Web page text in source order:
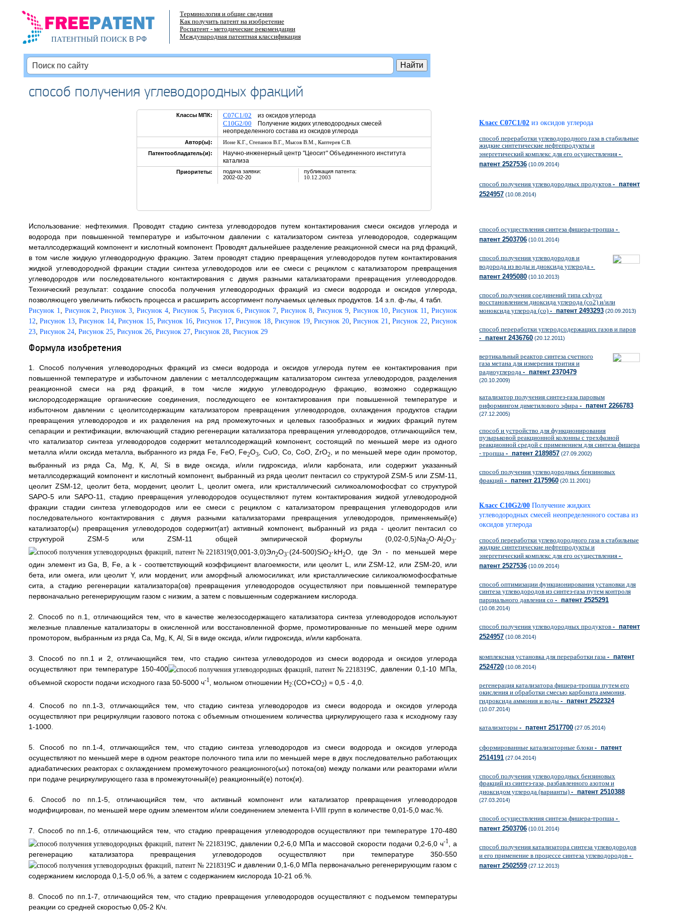
ПАТЕНТНЫЙ ПОИСКВ РФ
Терминология и общие сведения
Как получить патент на изобретение
Роспатент - методические рекомендации
Международная патентная классификация
способ получения углеводородных фракций
Классы МПК: C07C1/02 из оксидов углерода
C10G2/00 Получение жидких углеводородных смесей
неопределенного состава из оксидов углерода
Автор(ы): Ионе К.Г. , Степанов В.Г. , Мысов В.М. , Каптерев С.В.
Патентообладатель(и):
Научно-инженерный центр "Цеосит" Объединенного института
катализа
Приоритеты:
подача заявки:
2002-02-20
публикация патента:
10.12.2003
Использование: нефтехимия. Проводят стадию синтеза углеводородов путем контактирования смеси оксидов углерода и
водорода при повышенной температуре и избыточном давлении с катализатором синтеза углеводородов, содержащим
металлсодержащий компонент и кислотный компонент. Проводят дальнейшее разделение реакционной смеси на ряд фракций,
в том числе жидкую углеводородную фракцию. Затем проводят стадию превращения углеводородов путем контактирования
жидкой углеводородной фракции стадии синтеза углеводородов или ее смеси с рециклом с катализатором превращения
углеводородов или последовательного контактирования с двумя разными катализаторами превращения углеводородов.
Технический результат: создание способа получения углеводородных фракций из смеси водорода и оксидов углерода,
позволяющего увеличить гибкость процесса и расширить ассортимент получаемых целевых продуктов. 14 з.п. ф-лы, 4 табл.
Рисунок 1 Рисунок 2 ,Рисунок 3 ,Рисунок 4 Рисунок 5, Рисунок 6 ,Рисунок 7 ,Рисунок 8 Рисунок 9, Рисунок 10 ,Рисунок 11 ,Рисунок
12 ,Рисунок 13,Рисунок 14,Рисунок 15,Рисунок 16,Рисунок 17,Рисунок 18,Рисунок 19,Рисунок 20,Рисунок 21 ,Рисунок 22 ,Рисунок
23, Рисунок 24, Рисунок 25, Рисунок 26, Рисунок 27, Рисунок 28, Рисунок 29
Формула изобретения
1. Способ получения углеводородных фракций из смеси водорода и оксидов углерода путем ее контактирования при
повышенной температуре и избыточном давлении с металлсодержащим катализатором синтеза углеводородов, разделения
реакционной смеси на ряд фракций, в том числе жидкую углеводородную фракцию, возможно содержащую
кислородсодержащие органические соединения, последующего ее контактирования при повышенной температуре и
избыточном давлении с цеолитсодержащим катализатором превращения углеводородов, охлаждения продуктов стадии
превращения углеводородов и их разделения на ряд промежуточных и целевых газообразных и жидких фракций путем
сепарации и ректификации, включающий стадию регенерации катализатора превращения углеводородов, отличающийся тем,
что катализатор синтеза углеводородов содержит металлсодержащий компонент, состоящий по меньшей мере из одного
металла и/или оксида металла, выбранного из ряда Fe, FeO, Fe2O3 , CuO, Co, CoO, ZrO2
, и по меньшей мере один промотор,
выбранный из ряда Са, Mg, К, Al, Si в виде оксида, и/или гидроксида, и/или карбоната, или содержит указанный
металлсодержащий компонент и кислотный компонент, выбранный из ряда цеолит пентасил со структурой ZSM-5 или ZSM-11,
цеолит ZSM-12, цеолит бета, морденит, цеолит L, цеолит омега, или кристаллический силикоалюмофосфат со структурой
SAPO-5 или SAPO-11, стадию превращения углеводородов осуществляют путем контактирования жидкой углеводородной
фракции стадии синтеза углеводородов или ее смеси с рециклом с катализатором превращения углеводородов или
последовательного контактирования с двумя разными катализаторами превращения углеводородов, применяемый(е)
катализатор(ы) превращения углеводородов содержит(ат) активный компонент, выбранный из ряда - цеолит пентасил со
структурой ZSM-5 или ZSM-11 общей эмпирической формулы (0,02-0,5)Nа2O·Аl2O3·
(0,001-3,0)Эл2O3·(24-500)SiO2·kH2O, где Эл - по меньшей мере
один элемент из Ga, В, Fe, a k - соответствующий коэффициент влагоемкости, или цеолит L, или ZSM-12, или ZSM-20, или
бета, или омега, или цеолит Y, или морденит, или аморфный алюмосиликат, или кристаллические силикоалюмофосфатные
сита, а стадию регенерации катализатора(ов) превращения углеводородов осуществляют при повышенной температуре
первоначально регенерирующим газом с низким, а затем с повышенным содержанием кислорода.
2. Способ по п.1, отличающийся тем, что в качестве железосодержащего катализатора синтеза углеводородов используют
железные плавленые катализаторы в окисленной или восстановленной форме, промотированные по меньшей мере одним
промотором, выбранным из ряда Са, Mg, К, Al, Si в виде оксида, и/или гидроксида, и/или карбоната.
3. Способ по пп.1 и 2, отличающийся тем, что стадию синтеза углеводородов из смеси водорода и оксидов углерода
осуществляют при температуре 150-400
С, давлении 0,1-10 МПа,
объемной скорости подачи исходного газа 50-5000 ч-1, мольном отношении Н2:(СО+СO2) = 0,5 - 4,0.
4. Способ по пп.1-3, отличающийся тем, что стадию синтеза углеводородов из смеси водорода и оксидов углерода
осуществляют при рециркуляции газового потока с объемным отношением количества циркулирующего газа к исходному газу
1-1000.
5. Способ по пп.1-4, отличающийся тем, что стадию синтеза углеводородов из смеси водорода и оксидов углерода
осуществляют по меньшей мере в одном реакторе полочного типа или по меньшей мере в двух последовательно работающих
адиабатических реакторах с охлаждением промежуточного реакционного(ых) потока(ов) между полками или реакторами и/или
при подаче рециркулирующего газа в промежуточный(е) реакционный(е) поток(и).
6. Способ по пп.1-5, отличающийся тем, что активный компонент или катализатор превращения углеводородов
модифицирован, по меньшей мере одним элементом и/или соединением элемента I-VIII групп в количестве 0,01-5,0 мас.%.
7. Способ по пп.1-6, отличающийся тем, что стадию превращения углеводородов осуществляют при температуре 170-480
С, давлении 0,2-6,0 МПа и массовой скорости подачи 0,2-6,0 ч-1
, а
регенерацию катализатора превращения углеводородов осуществляют при температуре 350-550
С и давлении 0,1-6,0 МПа первоначально регенерирующим газом с
содержанием кислорода 0,1-5,0 об.%, а затем с содержанием кислорода 10-21 об.%.
8. Способ по пп.1-7, отличающийся тем, что стадию превращения углеводородов осуществляют с подъемом температуры
реакции со средней скоростью 0,05-2 К/ч.
Класс C07C1/02 из оксидов углерода
способ переработки углеводородного газа в стабильные
жидкие синтетические нефтепродукты и
энергетический комплекс для его осуществления -
патент 2527536 (10.09.2014)
способ получения углеводородных продуктов - патент
2524957 (10.08.2014)
способ осуществления синтеза фишера-тропша -
патент 2503706 (10.01.2014)
способ получения углеводородов и
водорода из воды и диоксида углерода -
патент 2495080 (10.10.2013)
способ получения соединений типа cxhyoz
восстановлением диоксида углерода (co2) и/или
моноксида углерода (со) - патент 2493293 (20.09.2013)
способ переработки углеродсодержащих газов и паров
- патент 2436760 (20.12.2011)
вертикальный реактор синтеза счетного
газа метана для измерения трития и
радиоуглерода - патент 2370479
(20.10.2009)
катализатор получения синтез-газа паровым
риформингом диметилового эфира - патент 2266783
(27.12.2005)
способ и устройство для функционирования
пузырьковой реакционной колонны с трехфазной
реакционной средой с применением для синтеза фишера
- тропша - патент 2189857 (27.09.2002)
способ получения углеводородных бензиновых
фракций - патент 2175960 (20.11.2001)
Класс C10G2/00 Получение жидких
углеводородных смесей неопределенного состава из
оксидов углерода
способ переработки углеводородного газа в стабильные
жидкие синтетические нефтепродукты и
энергетический комплекс для его осуществления -
патент 2527536 (10.09.2014)
способ оптимизации функционирования установки для
синтеза углеводородов из синтез-газа путем контроля
парциального давления со - патент 2525291
(10.08.2014)
способ получения углеводородных продуктов - патент
2524957 (10.08.2014)
комплексная установка для переработки газа - патент
2524720 (10.08.2014)
регенерация катализатора фишера-тропша путем его
окисления и обработки смесью карбоната аммония,
гидроксида аммония и воды - патент 2522324
(10.07.2014)
катализаторы - патент 2517700 (27.05.2014)
сформированные катализаторные блоки - патент
2514191 (27.04.2014)
способ получения углеводородных бензиновых
фракций из синтез-газа, разбавленного азотом и
диоксидом углерода (варианты) - патент 2510388
(27.03.2014)
способ осуществления синтеза фишера-тропша -
патент 2503706 (10.01.2014)
способ получения катализатора синтеза углеводородов
и его применение в процессе синтеза углеводородов -
патент 2502559 (27.12.2013)